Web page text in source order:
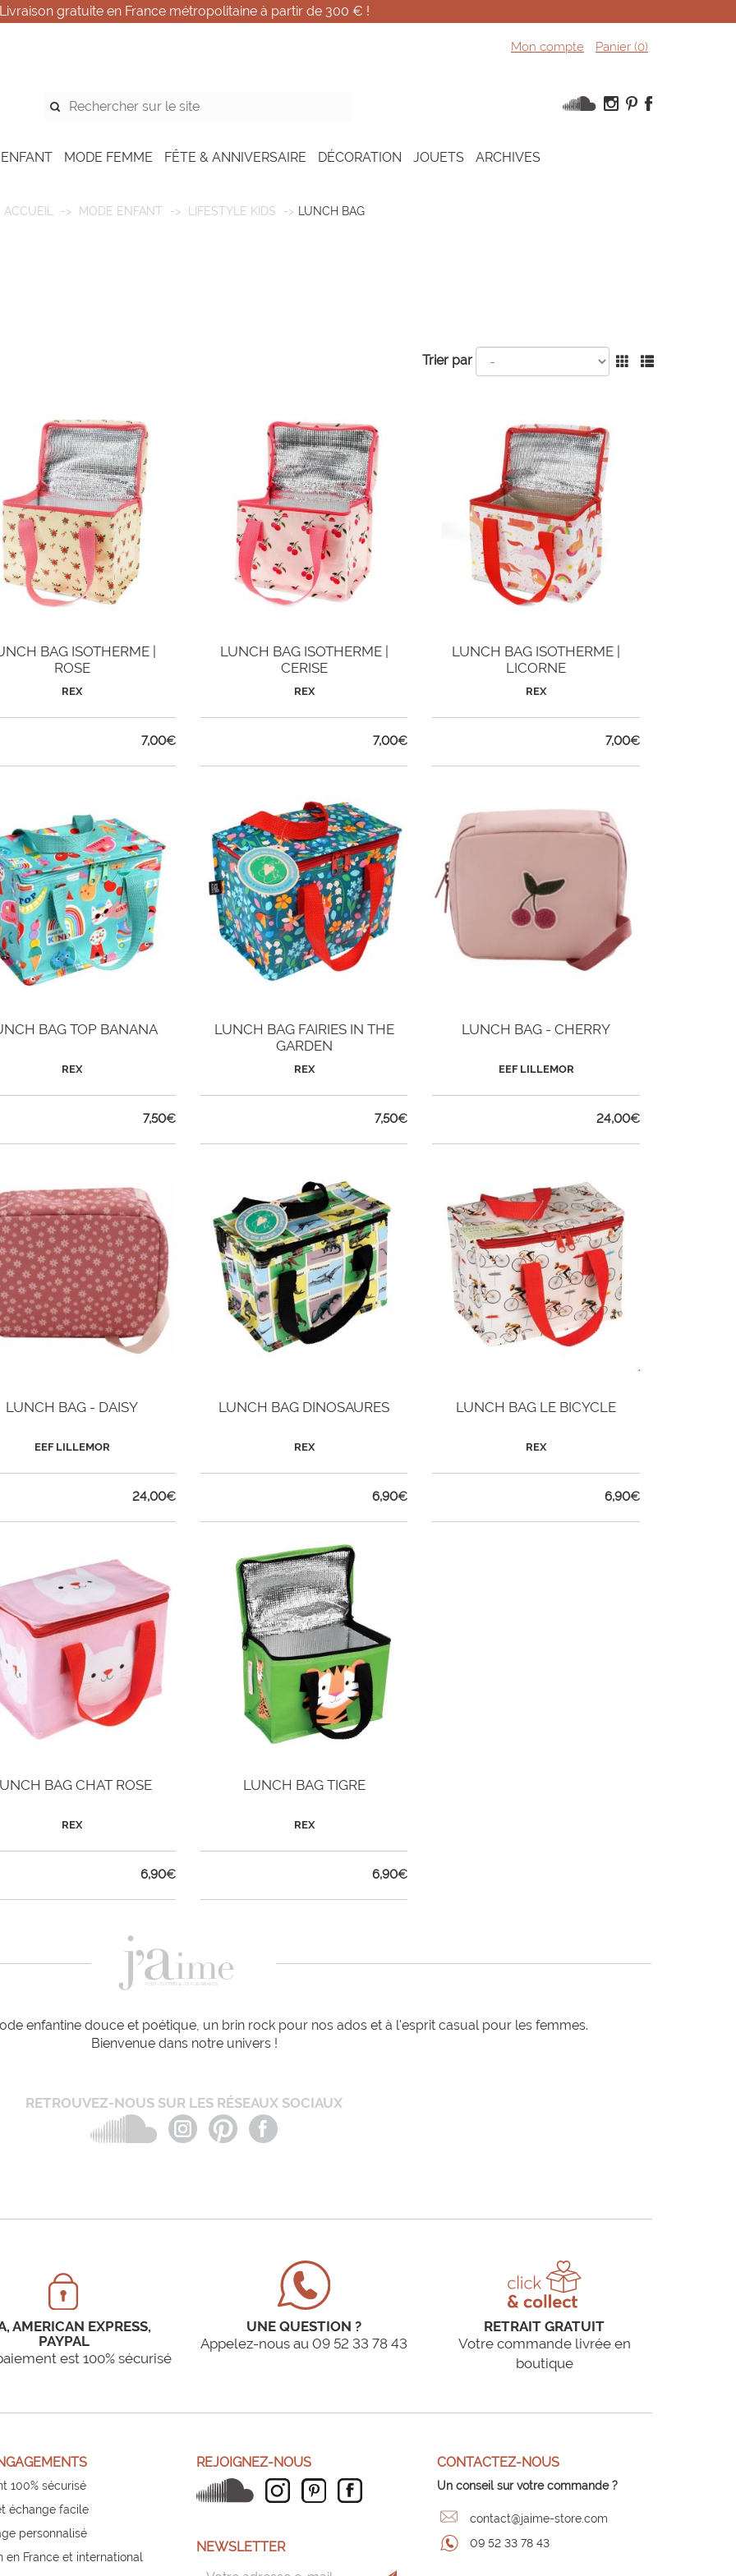
gratuite en France métropolitaine à partir de 300 € !
Mon compte Panier (0)
MODE FEMME FÊTE & ANNIVERSAIRE DÉCORATION JOUETS ARCHIVES
ACCUEIL MODE ENFANT LIFESTYLE KIDS LUNCH BAG
Trier par
BAG ISOTHERME |
ROSE
REX
7,00€
LUNCH BAG ISOTHERME |
CERISE
REX
7,00€
LUNCH BAG ISOTHERME |
LICORNE
REX
7,00€
BAG TOP BANANA
REX
7,50€
LUNCH BAG FAIRIES IN THE
GARDEN
REX
7,50€
LUNCH BAG - CHERRY
EEF LILLEMOR
24,00€
LUNCH BAG - DAISY
EEF LILLEMOR
24,00€
LUNCH BAG DINOSAURES
REX
6,90€
LUNCH BAG LE BICYCLE
REX
6,90€
BAG CHAT ROSE
REX
6,90€
LUNCH BAG TIGRE
REX
6,90€
enfantine douce et poétique, un brin rock pour nos ados et à l'esprit casual pour les femmes.
Bienvenue dans notre univers !
RETROUVEZ-NOUS SUR LES RÉSEAUX SOCIAUX
AMERICAN EXPRESS,
PAYPAL
est 100% sécurisé
UNE QUESTION ?
Appelez-nous au 09 52 33 78 43
RETRAIT GRATUIT
Votre commande livrée en
boutique
100% sécurisé
échange facile
personnalisé
en France et international
REJOIGNEZ-NOUS
NEWSLETTER
CONTACTEZ-NOUS
Un conseil sur votre commande ?
contact@jaime-store.com
09 52 33 78 43